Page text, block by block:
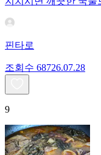
핀타로
조회수 68726.07.28
9